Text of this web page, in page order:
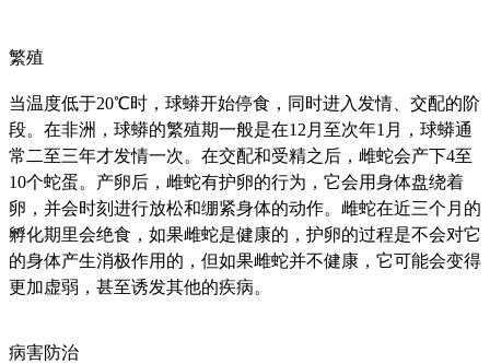
繁殖
当温度低于20℃时，球蟒开始停食，同时进入发情、交配的阶
段。在非洲，球蟒的繁殖期一般是在12月至次年1月，球蟒通
常二至三年才发情一次。在交配和受精之后，雌蛇会产下4至
10个蛇蛋。产卵后，雌蛇有护卵的行为，它会用身体盘绕着
卵，并会时刻进行放松和绷紧身体的动作。雌蛇在近三个月的
孵化期里会绝食，如果雌蛇是健康的，护卵的过程是不会对它
的身体产生消极作用的，但如果雌蛇并不健康，它可能会变得
更加虚弱，甚至诱发其他的疾病。
病害防治